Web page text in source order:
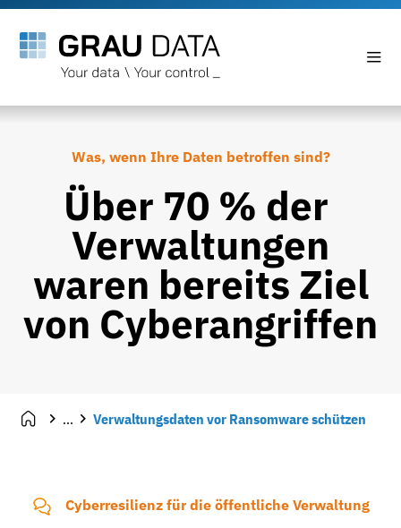
Was, wenn Ihre Daten betroffen sind?
Über 70 % der
Verwaltungen
waren bereits Ziel
von Cyberangriffen
... Verwaltungsdaten vor Ransomware schützen
Cyberresilienz für die öffentliche Verwaltung